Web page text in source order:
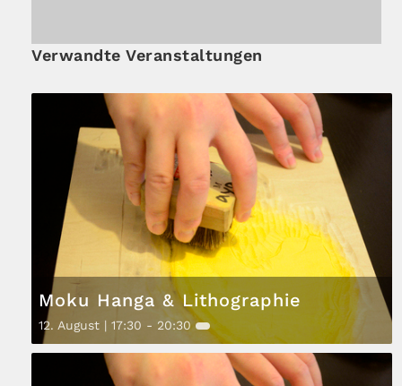
Verwandte Veranstaltungen
Moku Hanga & Lithographie
12. August | 17:30 - 20:30